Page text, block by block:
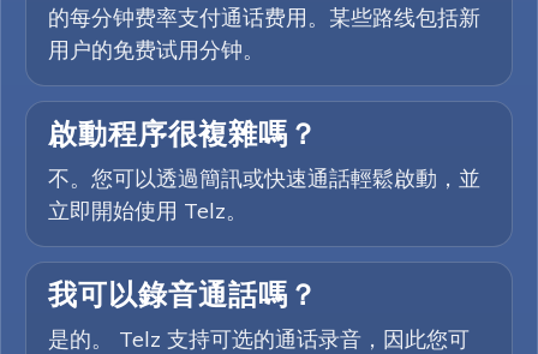
的每分钟费率支付通话费用。某些路线包括新
用户的免费试用分钟。
啟動程序很複雜嗎？
不。您可以透過簡訊或快速通話輕鬆啟動，並
立即開始使用 Telz。
我可以錄音通話嗎？
是的。 Telz 支持可选的通话录音，因此您可